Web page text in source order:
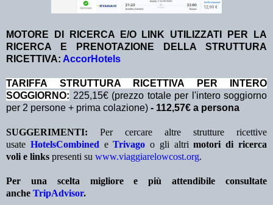
MOTORE DI RICERCA E/O LINK UTILIZZATI PER LA
RICERCA E PRENOTAZIONE DELLA STRUTTURA
RICETTIVA: AccorHotels
TA RIFFA STRUTTURA RICETTIVA PER INTERO
SOGGIORNO: 225,15€ (prezzo totale per l'intero soggiorno
per 2 persone + prima colazione) - 112,57€ a persona
SUGGERIMENTI: Per cercare altre strutture ricettive
usate HotelsCombined eTrivago o gli altrimotori di ricerca
voli e links presenti su www.viaggiarelowcost.org.
Per una scelta migliore e più attendibile consultate
anche TripAdvisor.